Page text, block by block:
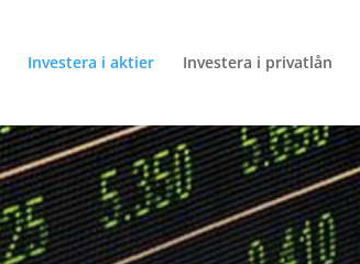
Investera i aktier Investera i privatlån